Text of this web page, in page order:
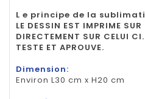
L e principe de la
LE DESSIN EST IMPRIME
DIRECTEMENT SUR CELUI CI.
TESTE ET APROUVE.
Dimension:
Environ L30 cm x H20 cm